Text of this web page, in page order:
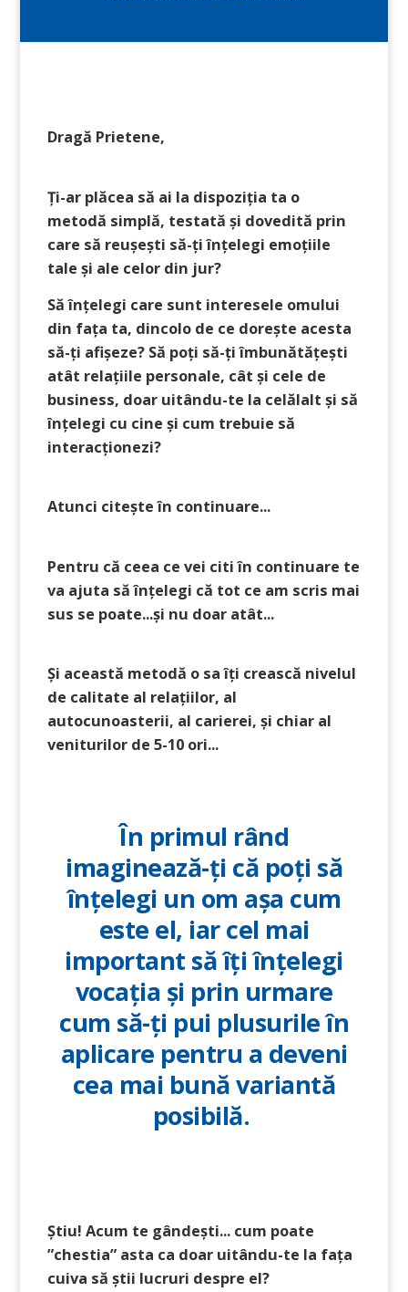
Dragă Prietene,
Ți-ar plăcea să ai la dispoziția ta o
metodă simplă, testată și dovedită prin
care să reușești să-ți înțelegi emoțiile
tale și ale celor din jur?
Să înțelegi care sunt interesele omului
din fața ta, dincolo de ce dorește acesta
să-ți afișeze? Să poți să-ți îmbunătățești
atât relațiile personale, cât și cele de
business, doar uitându-te la celălalt și să
înțelegi cu cine și cum trebuie să
interacționezi?
Atunci citește în continuare...
Pentru că ceea ce vei citi în continuare te
va ajuta să înțelegi că tot ce am scris mai
sus se poate...și nu doar atât...
Și această metodă o sa îți crească nivelul
de calitate al relațiilor, al
autocunoasterii, al carierei, și chiar al
veniturilor de 5-10 ori...
În primul rând
imaginează-ți că poți să
înțelegi un om așa cum
este el, iar cel mai
important să îți înțelegi
vocația și prin urmare
cum să-ți pui plusurile în
aplicare pentru a deveni
cea mai bună variantă
posibilă.
Știu! Acum te gândești... cum poate
”chestia” asta ca doar uitându-te la fața
cuiva să știi lucruri despre el?